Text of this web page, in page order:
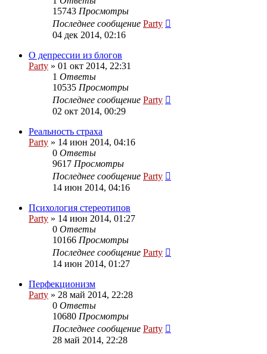
15743 Просмотры
Последнее сообщение Party
04 дек 2014, 02:16
О депрессии из блогов
Party » 01 окт 2014, 22:31
1 Ответы
10535 Просмотры
Последнее сообщение Party
02 окт 2014, 00:29
Реальность страха
Party » 14 июн 2014, 04:16
0 Ответы
9617 Просмотры
Последнее сообщение Party
14 июн 2014, 04:16
Психология стереотипов
Party » 14 июн 2014, 01:27
0 Ответы
10166 Просмотры
Последнее сообщение Party
14 июн 2014, 01:27
Перфекционизм
Party » 28 май 2014, 22:28
0 Ответы
10680 Просмотры
Последнее сообщение Party
28 май 2014, 22:28